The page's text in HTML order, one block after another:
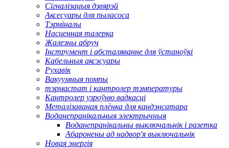
Сігналізацыя дзвярэй
Аксесуары для пыласоса
Тэрміналы
Насценная талерка
Жалезны абруч
Інструмент і абсталяванне для ўстаноўкі
Кабельныя аксэсуары
Рухавік
Вакуумныя помпы
тэрмастат і кантролер тэмпературы
Кантролер узроўню вадкасці
Металізаваная плёнка для кандэнсатара
Воданепранікальныя электрычныя
Воданепранікальны выключальнік і разетка
Абаронены ад надвор'я выключальнік
Новая энергія